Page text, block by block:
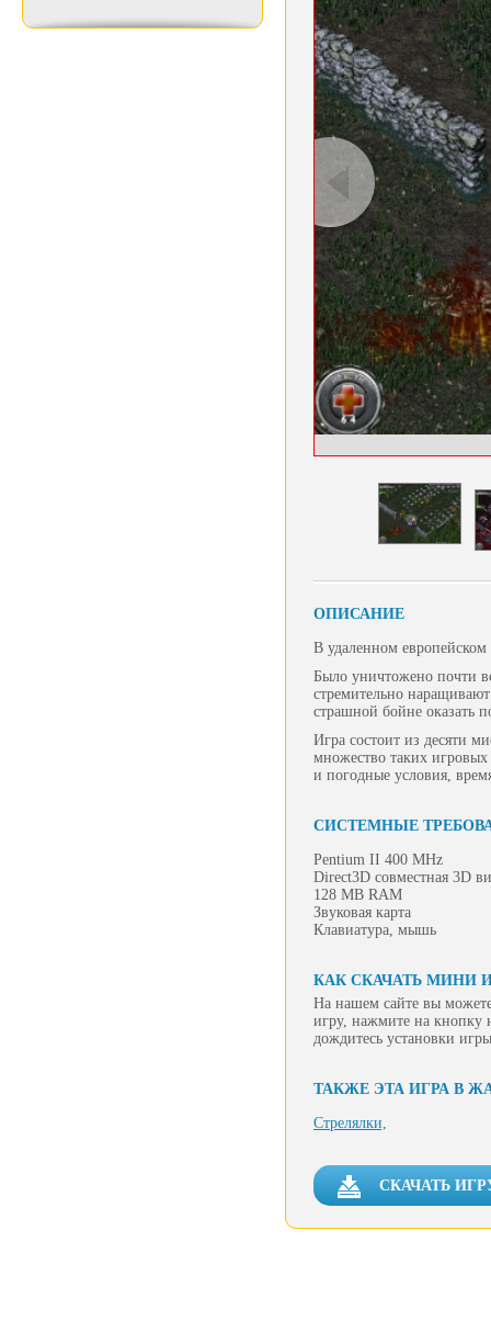
ОПИСАНИЕ
В удаленном европейском
Было уничтожено почти
стремительно
страшной бойне оказать
Игра состоит из десяти
множество таких
и погодные условия,
СИСТЕМНЫЕ
Pentium II 400 MHz
Direct3D совместная 3D
128 MB RAM
Звуковая карта
Клавиатура, мышь
КАК СКАЧАТЬ МИНИ
На нашем сайте вы
игру, нажмите на кнопку
дождитесь установки
ТАКЖЕ ЭТА ИГРА В
Стрелялки,
СКАЧАТЬ